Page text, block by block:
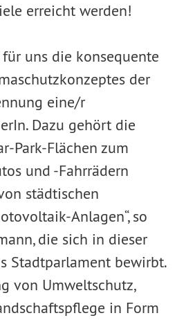
erreicht werden!
uns die konsequente
der
eine/r
Dazu gehört die
Park-Flächen zum
und -Fahrrädern
städtischen
Anlagen“, so
die sich in dieser
Stadtparlament bewirbt.
von Umweltschutz,
in Form